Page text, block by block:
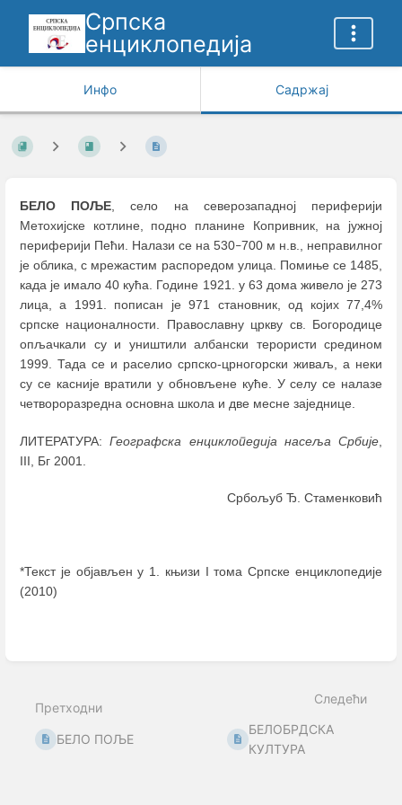
Српска
енциклопедија
Инфо Садржај
БЕЛО ПОЉЕ, село на северозападној периферији
Метохијске котлине, подно планине Копривник, на јужној
периферији Пећи. Налази се на 530–700 м н.в., неправилног
је облика, с мрежастим распоредом улица. Помиње се 1485,
када је имало 40 кућа. Године 1921. у 63 дома живело је 273
лица, а 1991. пописан је 971 становник, од којих 77,4%
српске националности. Православну цркву св. Богородице
опљачкали су и уништили албански терористи средином
1999. Тада се и раселио српско-црногорски живаљ, а неки
су се касније вратили у обновљене куће. У селу се налазе
четвороразредна основна школа и две месне заједнице.
ЛИТЕРАТУРА:Географска енциклопедија насеља Србије
III, Бг 2001.
Србољуб Ђ. Стаменковић
*Текст је објављен у 1. књизи I тома Српске енциклопедије
(2010)
select
Претходни
БЕЛО ПОЉЕ
Следећи
БЕЛОБРДСКА
КУЛТУРА